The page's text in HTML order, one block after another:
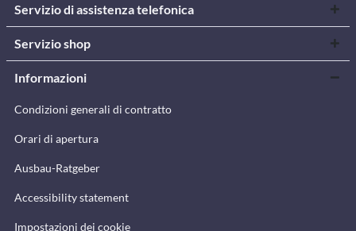
Servizio di assistenza telefonica
Servizio shop
Informazioni
Condizioni generali di contratto
Orari di apertura
Ausbau-Ratgeber
Accessibility statement
Impostazioni dei cookie